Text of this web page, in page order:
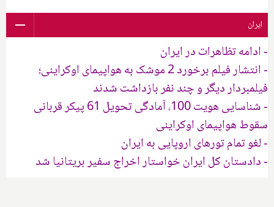
ایران
- ادامه تظاهرات در ایران
- انتشار فیلم برخورد 2 موشک به هواپیمای اوکراینی؛
فیلمبردار دیگر و چند نفر بازداشت شدند
- شناسایی هویت 100، آمادگی تحویل 61 پیکر قربانی
سقوط هواپیمای اوکراینی
- لغو تمام تورهای اروپایی به ایران
- دادستان کل ایران خواستار اخراج سفیر بریتانیا شد